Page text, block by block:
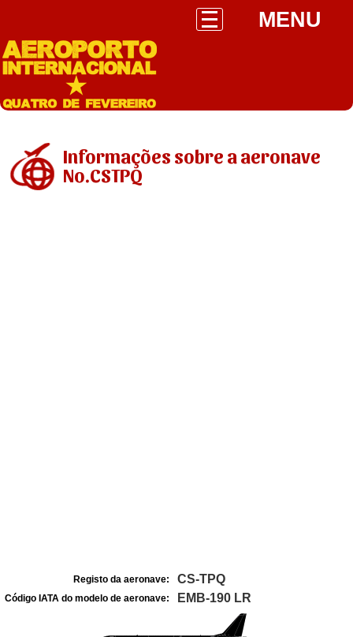
MENU
Informações sobre a aeronave
No.CSTPQ
Registo da aeronave: CS-TPQ
Código IATA do modelo de aeronave: EMB-190 LR